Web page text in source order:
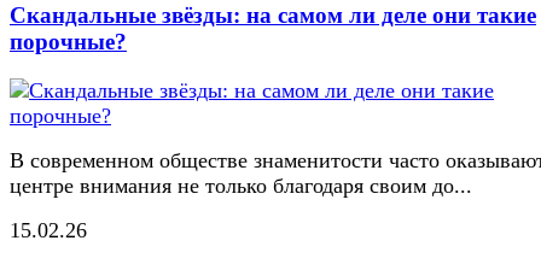
Скандальные звёзды: на самом ли деле они такие
порочные?
В современном обществе знаменитости часто
центре внимания не только благодаря своим до...
15.02.26